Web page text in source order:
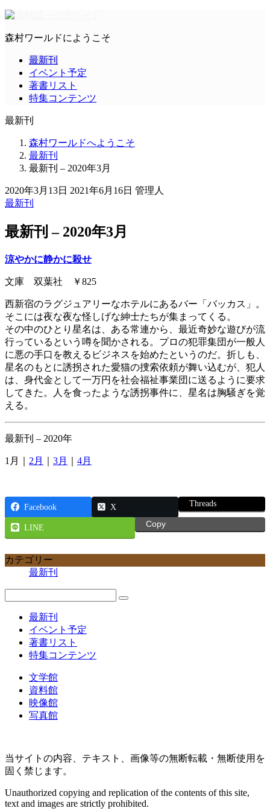
森村ワールドにようこそ
最新刊
イベント予定
著書リスト
特集コンテンツ
最新刊
森村ワールドへようこそ
最新刊
最新刊 – 2020年3月
2020年3月13日 2021年6月16日 管理人
最新刊
最新刊 – 2020年3月
涼やかに静かに殺せ
文庫 双葉社 ￥825
西新宿のラグジュアリーなホテルにあるバー「バッカス」。
そこには夜な夜な怪しげな紳士たちが集まってくる。
その中のひとり星名は、ある常連から、最近奇妙な遊びが流
行っているという噂を聞かされる。プロの犯罪集団が一般人
に悪の手口を教えるビジネスを始めたというのだ。折しも、
星名のもとに誘拐された愛猫の捜索依頼が舞い込むが、犯人
は、身代金として一万円を社会福祉事業団に送るように要求
してきた。人を食ったような誘拐事件に、星名は胸騒ぎを覚
える。
最新刊 – 2020年
1月｜ 2月 3月 4月
Facebook X Threads
LINE Copy
カテゴリー
最新刊
最新刊
イベント予定
著書リスト
特集コンテンツ
文学館
資料館
映像館
写真館
当サイトの内容、テキスト、画像等の無断転載・無断使用を
固く禁じます。
Unauthorized copying and replication of the contents of this site,
text and images are strictly prohibited.